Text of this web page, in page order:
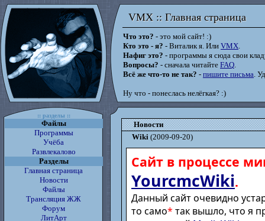
VMX :: Главная страница
VMX :: Главная страница
Что это? - это мой сайт! :)
Кто это - я? - Виталик я. Или VMX.
Нафиг это? - программы я сюда свои
Вопросы? - сначала читайте FAQ.
Всё же что-то не так? - пишите письма.
Ну что - понеслась нелёгкая? :)
:: разделы ::
Новости
Wiki (2009-09-20)
Сайт в процессе
YourcmcWiki.
Данный сайт очевидно
то само* так вышло, что я
Файлы
Программы
Учёба
Развлекалово
Разделы
Главная страница
Новости
Файлы
Трансляция ЖЖ
Форум
ЛитАрт